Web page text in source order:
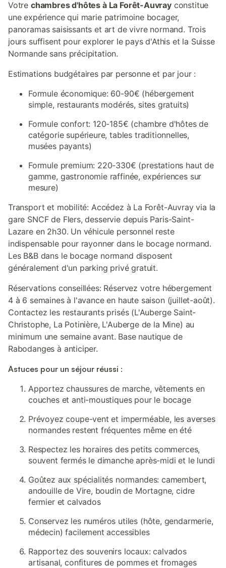
Votre chambres d'hôtes à La Forêt-Auvrayconstitue
une expérience qui marie patrimoine bocager,
panoramas saisissants et art de vivre normand. Trois
jours suffisent pour explorer le pays d'Athis et la Suisse
Normande sans précipitation.
Estimations budgétaires par personne et par jour :
Formule économique: 60-90€ (hébergement
simple, restaurants modérés, sites gratuits)
Formule confort: 120-185€ (chambre d'hôtes de
catégorie supérieure, tables traditionnelles,
musées payants)
Formule premium: 220-330€ (prestations haut de
gamme, gastronomie raffinée, expériences sur
mesure)
Transport et mobilité: Accédez à La Forêt-Auvray via la
gare SNCF de Flers, desservie depuis Paris-Saint-
Lazare en 2h30. Un véhicule personnel reste
indispensable pour rayonner dans le bocage normand.
Les B&B dans le bocage normand disposent
généralement d'un parking privé gratuit.
Réservations conseillées: Réservez votre hébergement
4 à 6 semaines à l'avance en haute saison (juillet-août).
Contactez les restaurants prisés (L'Auberge Saint-
Christophe, La Potinière, L'Auberge de la Mine) au
minimum une semaine avant. Base nautique de
Rabodanges à anticiper.
Astuces pour un séjour réussi :
Apportez chaussures de marche, vêtements en
couches et anti-moustiques pour le bocage
Prévoyez coupe-vent et imperméable, les averses
normandes restent fréquentes même en été
Respectez les horaires des petits commerces,
souvent fermés le dimanche après-midi et le lundi
Goûtez aux spécialités normandes: camembert,
andouille de Vire, boudin de Mortagne, cidre
fermier et calvados
Conservez les numéros utiles (hôte, gendarmerie,
médecin) facilement accessibles
Rapportez des souvenirs locaux: calvados
artisanal, confitures de pommes et fromages